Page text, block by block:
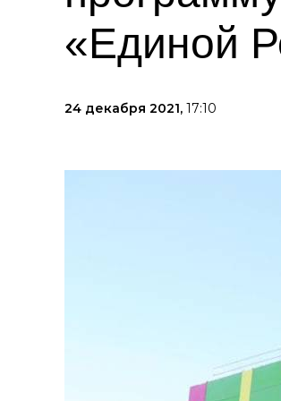
«Единой
24 декабря 2021, 17:10